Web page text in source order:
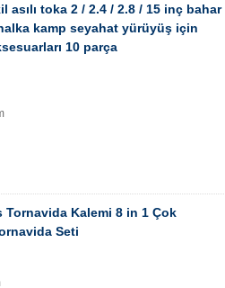
asılı toka 2 / 2.4 / 2.8 / 15 inç bahar
kamp seyahat yürüyüş için
10 parça
Tornavida Kalemi 8 in 1 Çok
Seti